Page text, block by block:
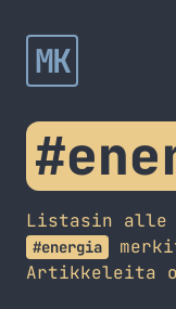
MK
Listasin alle
#energia
Artikkeleita